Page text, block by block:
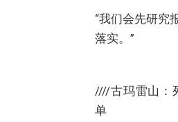
“我们会先研究
落实。”
////古玛雷山：
单